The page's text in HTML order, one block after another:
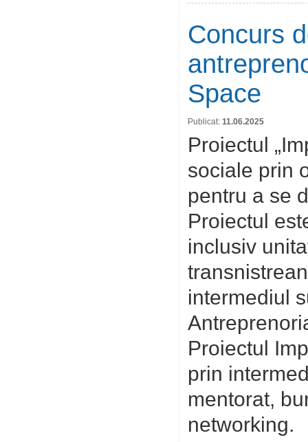
Concurs
Space
Publicat: 11.06.2025
Proiectul
sociale prin
pentru a se
Proiectul
inclusiv
intermediul
Proiectul
prin
mentorat,
networking.